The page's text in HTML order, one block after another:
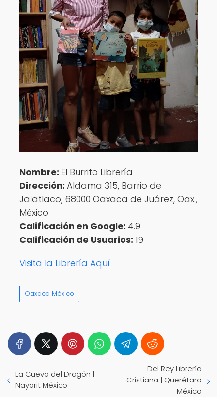
Nombre: El Burrito Librería
Dirección: Aldama 315, Barrio de
Jalatlaco, 68000 Oaxaca de Juárez, Oax.,
México
Calificación en Google: 4.9
Calificación de Usuarios: 19
Visita la Librería Aquí
Oaxaca México
La Cueva del Dragón |
Nayarit México
Del Rey Librería
Cristiana | Querétaro
México